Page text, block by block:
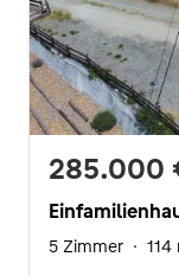
285.000
5 Zimmer · 114